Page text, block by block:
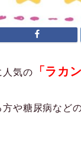
人気の 「ラカ
や糖尿病など